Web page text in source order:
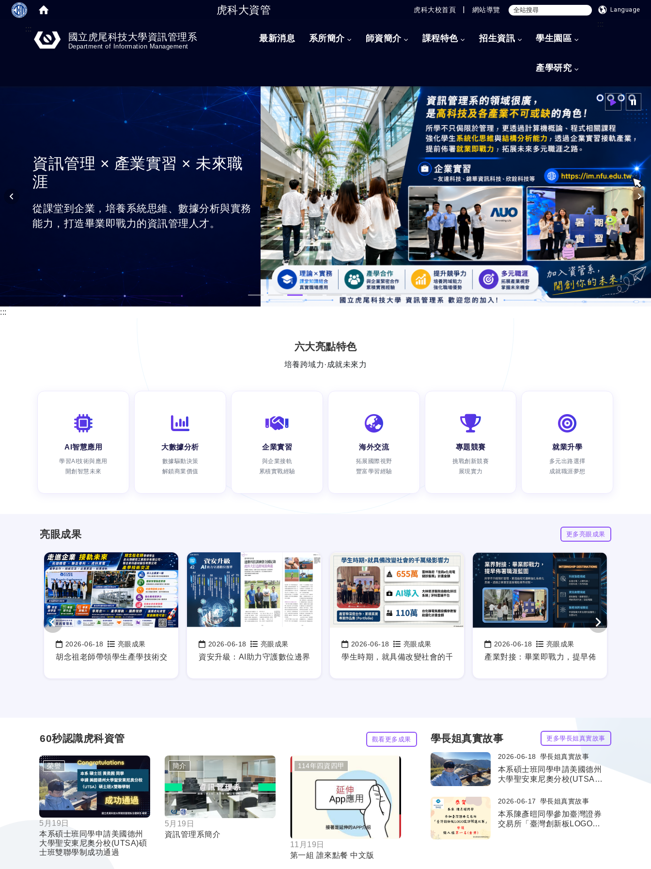
虎科大資管 虎科大校首頁 | 網站導覽 Language
跳到主要內容
:::
:::
國立虎尾科技大學資訊管理系
Department of Information Management
最新消息 系所簡介 師資簡介 課程特色 招生資訊 學生園區
產學研究
資訊管理 × 產業實習 × 未來職
涯
從課堂到企業，培養系統思維、數據分析與實務
能力，打造畢業即戰力的資訊管理人才。
:::
六大亮點特色
培養跨域力·成就未來力
AI智慧應用
學習AI技術與應用
開創智慧未來
大數據分析
數據驅動決策
解鎖商業價值
企業實習
與企業接軌
累積實戰經驗
海外交流
拓展國際視野
豐富學習經驗
專題競賽
挑戰創新競賽
展現實力
瀏覽次數：
就業升學
多元出路選擇
成就職涯夢想
亮眼成果 更多亮眼成果
早佈署職涯藍圖
日期：
2026-06-18 亮眼成果
胡念祖老師帶領學生產學技術交流
日期：
2026-06-18 亮眼成果
資安升級：AI助力守護數位邊界
日期：
2026-06-18 亮眼成果
學生時期，就具備改變社會的千萬級影響力
日期：
2026-06-18 亮眼成果
產業對接：畢業即戰力，提早佈署職涯藍圖
60秒認識虎科資管
按鈕
榮譽
5月19日
本系碩士班同學申請美國德州
大學聖安東尼奧分校(UTSA)碩
士班雙聯學制成功通過
按鈕
簡介
5月19日
資訊管理系簡介
按鈕
114年四資四甲
11月19日
第一組 誰來點餐 中文版
觀看更多成果 學長姐真實故事 更多學長姐真實故事
2026-06-18 學長姐真實故事
本系碩士班同學申請美國德州
大學聖安東尼奧分校(UTSA)
2026-06-17 學長姐真實故事
本系陳彥暟同學參加臺灣證券
交易所「臺灣創新板LOGO設